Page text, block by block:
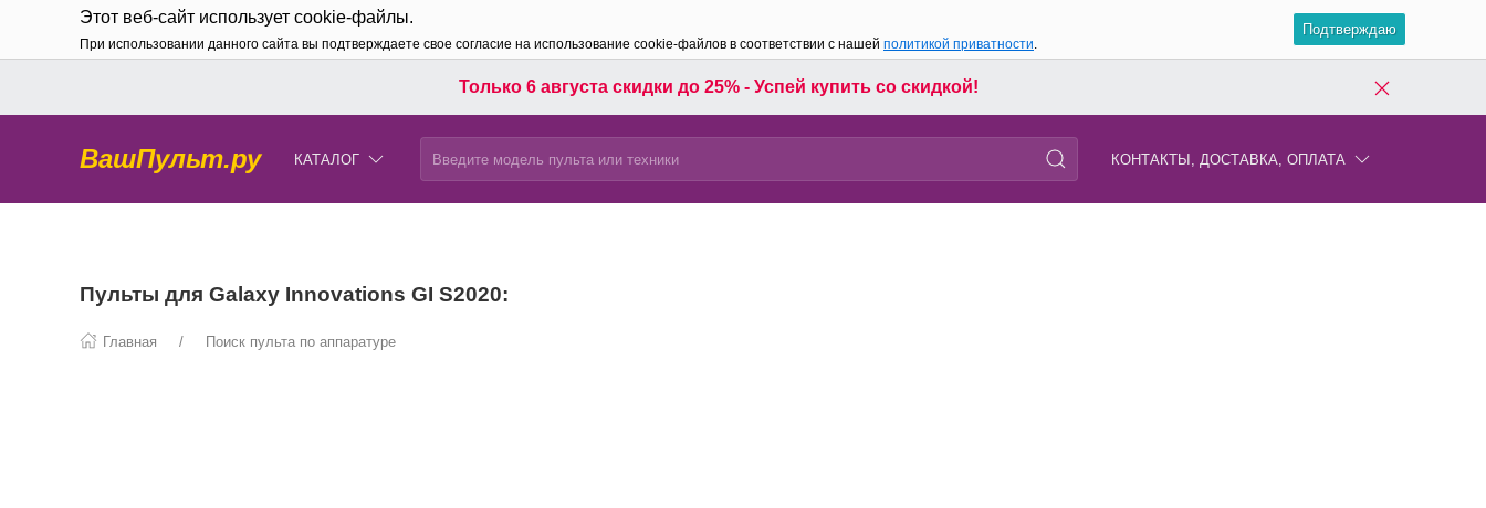
Этот веб-сайт использует cookie-файлы.
При использовании данного сайта вы подтверждаете свое согласие на использование cookie-файлов в соответствии с нашей политикой приватности.
Подтверждаю
Только 6 августа скидки до 25% - Успей купить со скидкой!
ВашПульт.ру КАТАЛОГ КОНТАКТЫ, ДОСТАВКА, ОПЛАТА
Пульты для Galaxy Innovations GI S2020:
Главная Поиск пульта по аппаратуре